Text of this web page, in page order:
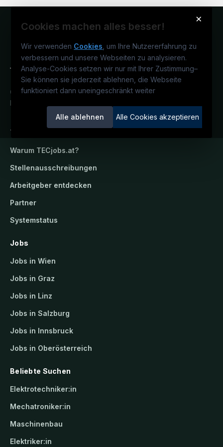
×
Cookies machen alles besser!
Wir verwenden Cookies , um Ihre Nutzererfahrung zu
verbessern und unsere Webseiten zu analysieren.
Analyse-Cookies setzen wir nur mit Ihrer Zustimmung–
Sie können sie jederzeit ablehnen, die Webseite
funktioniert dann uneingeschränkt weiter
Alle ablehnen Alle Cookies akzeptieren
Österreichs technisches Karriereportal.
Ein Service der candidatis GmbH.
TECjobs.at
Warum TECjobs.at?
Stellenausschreibungen
Arbeitgeber entdecken
Partner
Systemstatus
Jobs
Jobs in Wien
Jobs in Graz
Jobs in Linz
Jobs in Salzburg
Jobs in Innsbruck
Jobs in Oberösterreich
Beliebte Suchen
Elektrotechniker:in
Mechatroniker:in
Maschinenbau
Elektriker:in